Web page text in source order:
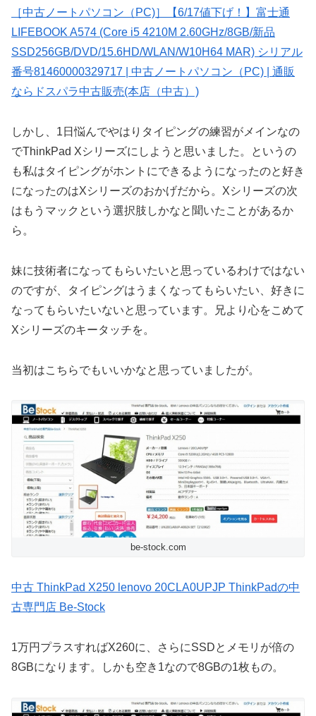
［中古ノートパソコン（PC)］【6/17値下げ！】富士通
LIFEBOOK A574 (Core i5 4210M 2.60GHz/8GB/新品
SSD256GB/DVD/15.6HD/WLAN/W10H64 MAR) シリアル
番号81460000329717 | 中古ノートパソコン（PC) | 通販
ならドスパラ中古販売(本店（中古）)
しかし、1日悩んでやはりタイピングの練習がメインなの
でThinkPad Xシリーズにしようと思いました。というの
も私はタイピングがホントにできるようになったのと好き
になったのはXシリーズのおかげだから。Xシリーズの次
はもうマックという選択肢しかなと聞いたことがあるか
ら。
妹に技術者になってもらいたいと思っているわけではない
のですが、タイピングはうまくなってもらいたい、好きに
なってもらいたいないと思っています。兄より心をこめて
Xシリーズのキータッチを。
当初はこちらでもいいかなと思っていましたが。
be-stock.com
中古 ThinkPad X250 lenovo 20CLA0UPJP ThinkPadの中
古専門店 Be-Stock
1万円プラスすればX260に、さらにSSDとメモリが倍の
8GBになります。しかも空き1なので8GBの1枚もの。